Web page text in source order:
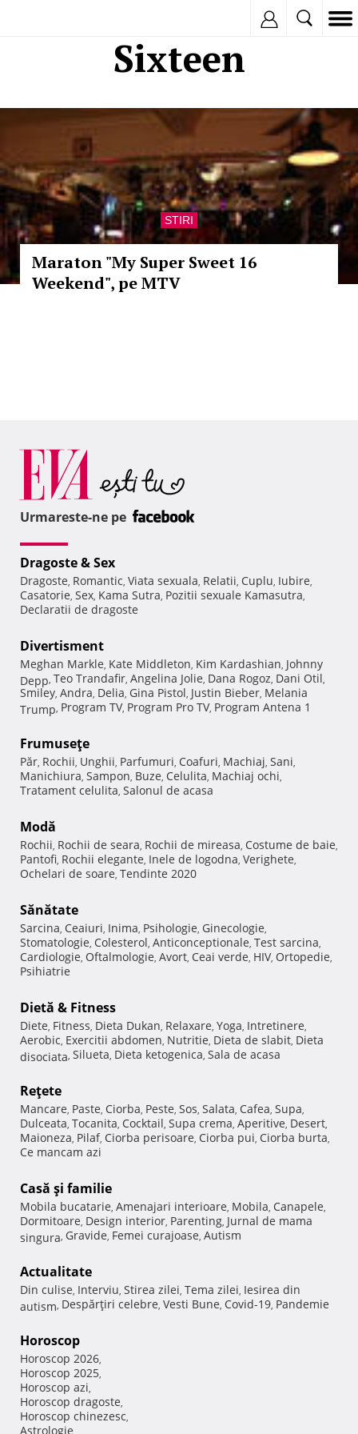
Sixteen
STIRI
Maraton "My Super Sweet 16
Weekend", pe MTV
Urmareste-ne pe
Dragoste & Sex
Dragoste, Romantic, Viata sexuala, Relatii, Cuplu, Iubire,
Casatorie, Sex, Kama Sutra, Pozitii sexuale Kamasutra,
Declaratii de dragoste
Divertisment
Meghan Markle, Kate Middleton, Kim Kardashian, Johnny
Depp, Teo Trandafir, Angelina Jolie, Dana Rogoz, Dani Otil,
Smiley, Andra, Delia, Gina Pistol, Justin Bieber, Melania
Trump, Program TV, Program Pro TV, Program Antena 1
Frumuseţe
Păr, Rochii, Unghii, Parfumuri, Coafuri, Machiaj, Sani,
Manichiura, Sampon, Buze, Celulita, Machiaj ochi,
Tratament celulita, Salonul de acasa
Modă
Rochii, Rochii de seara, Rochii de mireasa, Costume de baie,
Pantofi, Rochii elegante, Inele de logodna, Verighete,
Ochelari de soare, Tendinte 2020
Sănătate
Sarcina, Ceaiuri, Inima, Psihologie, Ginecologie,
Stomatologie, Colesterol, Anticonceptionale, Test sarcina,
Cardiologie, Oftalmologie, Avort, Ceai verde, HIV, Ortopedie,
Psihiatrie
Dietă & Fitness
Diete, Fitness, Dieta Dukan, Relaxare, Yoga, Intretinere,
Aerobic, Exercitii abdomen, Nutritie, Dieta de slabit, Dieta
disociata, Silueta, Dieta ketogenica, Sala de acasa
Reţete
Mancare, Paste, Ciorba, Peste, Sos, Salata, Cafea, Supa,
Dulceata, Tocanita, Cocktail, Supa crema, Aperitive, Desert,
Maioneza, Pilaf, Ciorba perisoare, Ciorba pui, Ciorba burta,
Ce mancam azi
Casă şi familie
Mobila bucatarie, Amenajari interioare, Mobila, Canapele,
Dormitoare, Design interior, Parenting, Jurnal de mama
singura, Gravide, Femei curajoase, Autism
Actualitate
Din culise, Interviu, Stirea zilei, Tema zilei, Iesirea din
autism, Despărţiri celebre, Vesti Bune, Covid-19, Pandemie
Horoscop
Horoscop 2026,
Horoscop 2025,
Horoscop azi,
Horoscop dragoste,
Horoscop chinezesc,
Astrologie